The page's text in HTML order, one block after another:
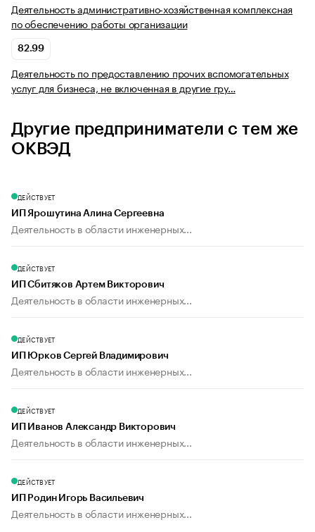
Деятельность административно-хозяйственная комплексная
по обеспечению работы организации
82.99
Деятельность по предоставлению прочих вспомогательных
услуг для бизнеса, не включенная в другие гру…
Другие предприниматели с тем же
ОКВЭД
ДЕЙСТВУЕТ
ИП Ярошутина Алина Сергеевна
Деятельность в области инженерных...
ДЕЙСТВУЕТ
ИП Сбитяков Артем Викторович
Деятельность в области инженерных...
ДЕЙСТВУЕТ
ИП Юрков Сергей Владимирович
Деятельность в области инженерных...
ДЕЙСТВУЕТ
ИП Иванов Александр Викторович
Деятельность в области инженерных...
ДЕЙСТВУЕТ
ИП Родин Игорь Васильевич
Деятельность в области инженерных...